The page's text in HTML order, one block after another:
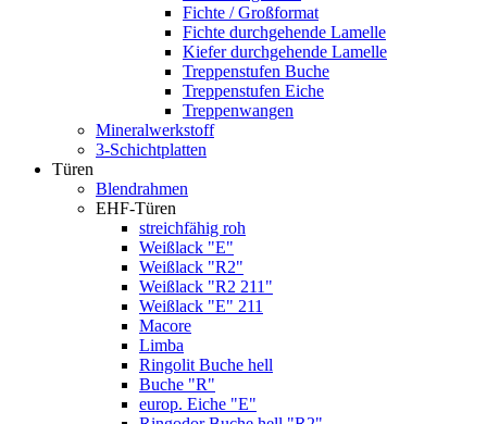
Fichte / Großformat
Fichte durchgehende Lamelle
Kiefer durchgehende Lamelle
Treppenstufen Buche
Treppenstufen Eiche
Treppenwangen
Mineralwerkstoff
3-Schichtplatten
Türen
Blendrahmen
EHF-Türen
streichfähig roh
Weißlack "E"
Weißlack "R2"
Weißlack "R2 211"
Weißlack "E" 211
Macore
Limba
Ringolit Buche hell
Buche "R"
europ. Eiche "E"